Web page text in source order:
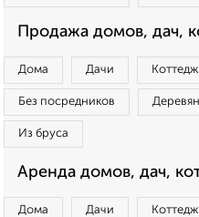
Продажа домов, дач,
Дома Дачи
Без посредников
Из бруса
Аренда домов, дач,
Дома Дачи